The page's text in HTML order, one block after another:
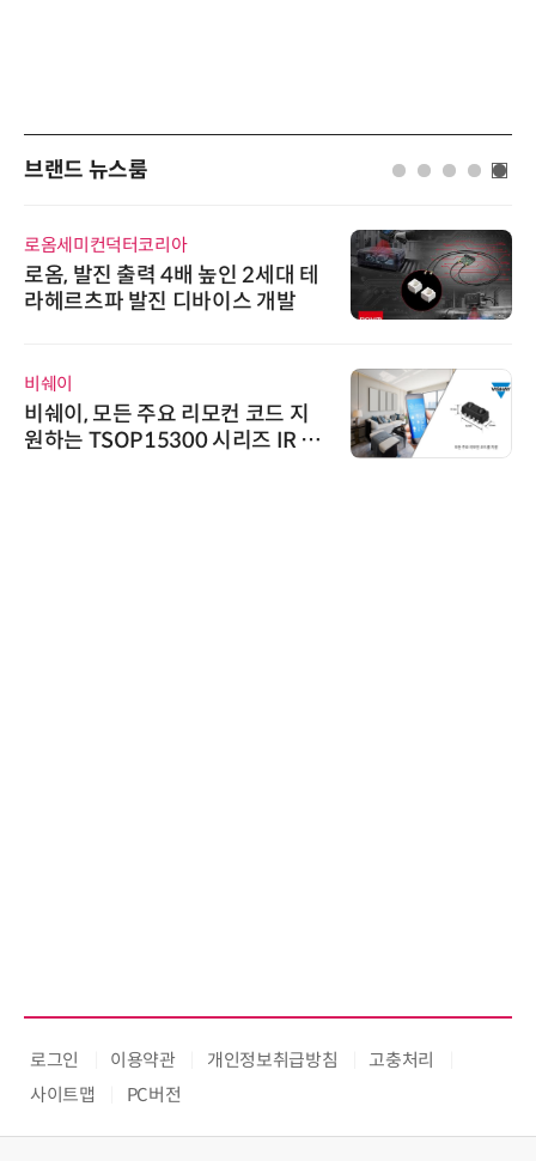
브랜드 뉴스룸
로옴세미컨덕터코리아
로옴, 발진 출력 4배 높인 2세대 테
라헤르츠파 발진 디바이스 개발
비쉐이
비쉐이, 모든 주요 리모컨 코드 지
원하는 TSOP15300 시리즈 IR 수
로그인 이용약관 개인정보취급방침
고충처리
사이트맵
PC버전